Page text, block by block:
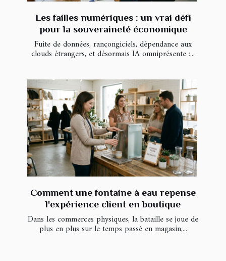
Les failles numériques : un vrai défi
pour la souveraineté économique
Fuite de données, rançongiciels, dépendance aux
clouds étrangers, et désormais IA omniprésente :...
Comment une fontaine à eau repense
l'expérience client en boutique
Dans les commerces physiques, la bataille se joue de
plus en plus sur le temps passé en magasin,...